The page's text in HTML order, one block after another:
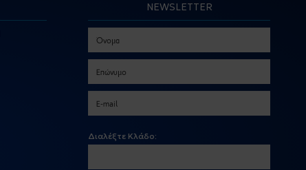
NEWSLETTER
Διαλέξτε Κλάδο: